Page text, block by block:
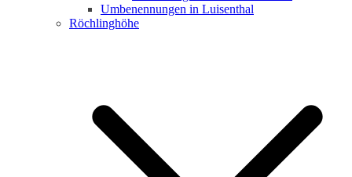
Umbenennungen in Luisenthal
Röchlinghöhe